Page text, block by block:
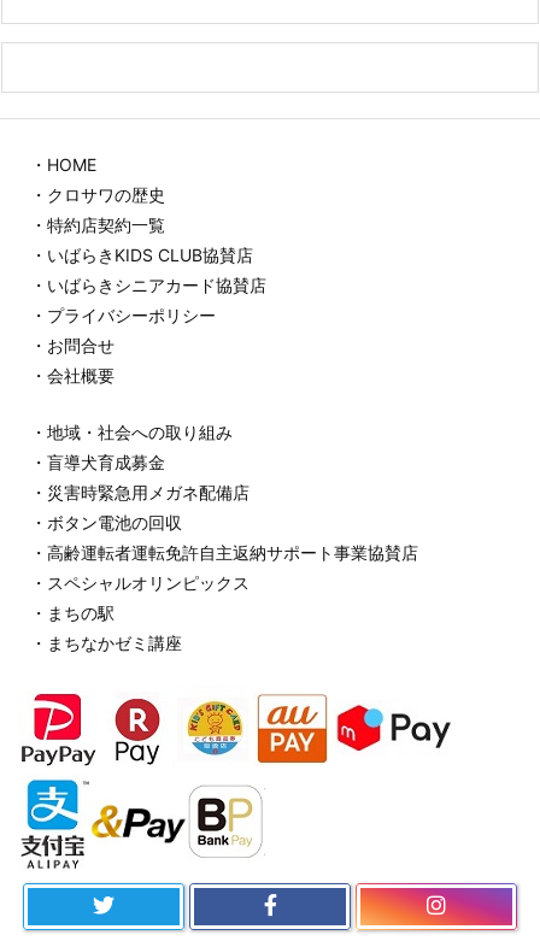
・HOME
・クロサワの歴史
・特約店契約一覧
・いばらきKIDS CLUB協賛店
・いばらきシニアカード協賛店
・プライバシーポリシー
・お問合せ
・会社概要
・地域・社会への取り組み
・盲導犬育成募金
・災害時緊急用メガネ配備店
・ボタン電池の回収
・高齢運転者運転免許自主返納サポート事業協賛店
・スペシャルオリンピックス
・まちの駅
・まちなかゼミ講座